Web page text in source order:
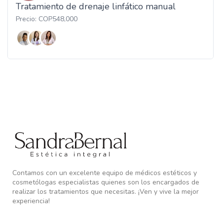
Tratamiento de drenaje linfático manual
Precio: COP548,000
Contamos con un excelente equipo de médicos estéticos y
cosmetólogas especialistas quienes son los encargados de
realizar los tratamientos que necesitas. ¡Ven y vive la mejor
experiencia!